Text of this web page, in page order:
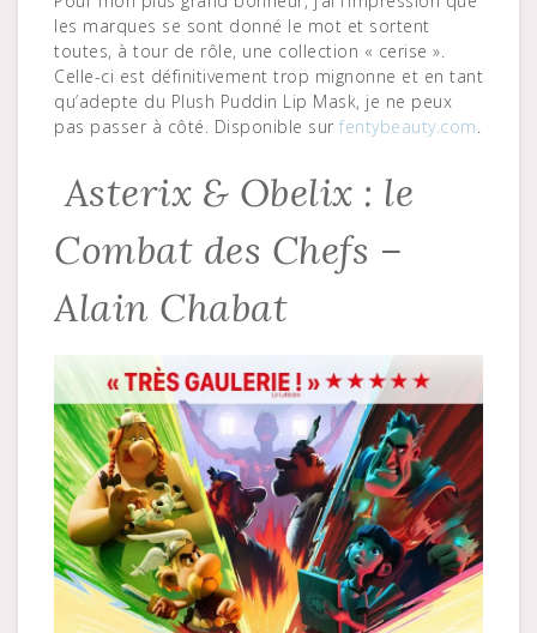
les marques se sont donné le mot et sortent
toutes, à tour de rôle, une collection « cerise ».
Celle-ci est définitivement trop mignonne et en tant
qu’adepte du Plush Puddin Lip Mask, je ne peux
pas passer à côté. Disponible sur fentybeauty.com.
Asterix & Obelix : le
Combat des Chefs –
Alain Chabat